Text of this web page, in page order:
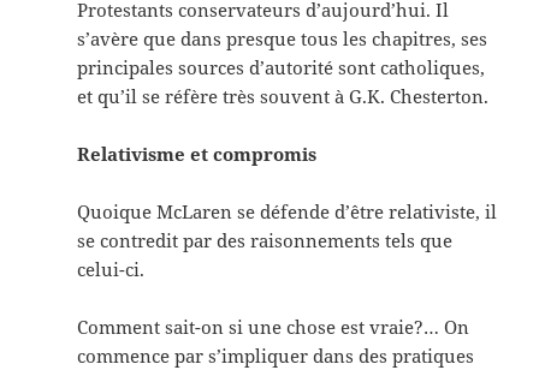
Protestants conservateurs d’aujourd’hui. Il
s’avère que dans presque tous les chapitres, ses
principales sources d’autorité sont catholiques,
et qu’il se réfère très souvent à G.K. Chesterton.
Relativisme et compromis
Quoique McLaren se défende d’être relativiste, il
se contredit par des raisonnements tels que
celui-ci.
Comment sait-on si une chose est vraie?… On
commence par s’impliquer dans des pratiques